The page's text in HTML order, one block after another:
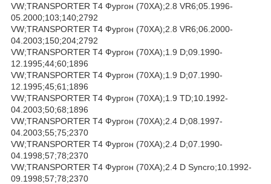
VW;TRANSPORTER T4 Фургон (70XA);2.8 VR6;05.1996-
05.2000;103;140;2792
VW;TRANSPORTER T4 Фургон (70XA);2.8 VR6;06.2000-
04.2003;150;204;2792
VW;TRANSPORTER T4 Фургон (70XA);1.9 D;09.1990-
12.1995;44;60;1896
VW;TRANSPORTER T4 Фургон (70XA);1.9 D;07.1990-
12.1995;45;61;1896
VW;TRANSPORTER T4 Фургон (70XA);1.9 TD;10.1992-
04.2003;50;68;1896
VW;TRANSPORTER T4 Фургон (70XA);2.4 D;08.1997-
04.2003;55;75;2370
VW;TRANSPORTER T4 Фургон (70XA);2.4 D;07.1990-
04.1998;57;78;2370
VW;TRANSPORTER T4 Фургон (70XA);2.4 D Syncro;10.1992-
09.1998;57;78;2370